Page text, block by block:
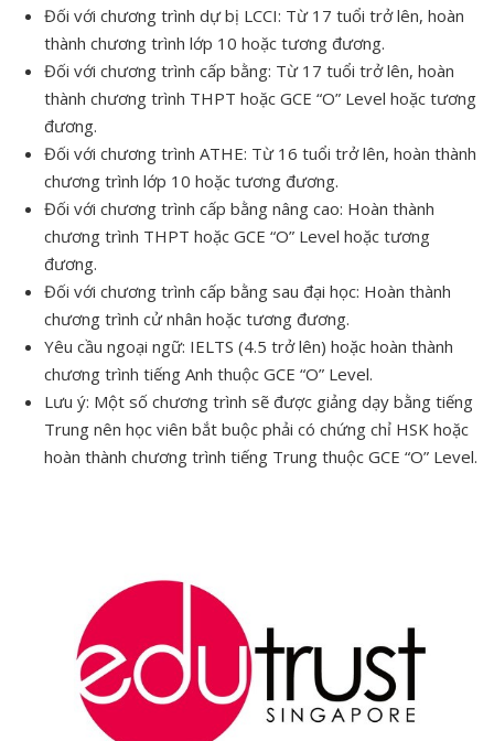
Đối với chương trình dự bị LCCI: Từ 17 tuổi trở lên, hoàn
thành chương trình lớp 10 hoặc tương đương.
Đối với chương trình cấp bằng: Từ 17 tuổi trở lên, hoàn
thành chương trình THPT hoặc GCE “O” Level hoặc tương
đương.
Đối với chương trình ATHE: Từ 16 tuổi trở lên, hoàn thành
chương trình lớp 10 hoặc tương đương.
Đối với chương trình cấp bằng nâng cao: Hoàn thành
chương trình THPT hoặc GCE “O” Level hoặc tương
đương.
Đối với chương trình cấp bằng sau đại học: Hoàn thành
chương trình cử nhân hoặc tương đương.
Yêu cầu ngoại ngữ: IELTS (4.5 trở lên) hoặc hoàn thành
chương trình tiếng Anh thuộc GCE “O” Level.
Lưu ý: Một số chương trình sẽ được giảng dạy bằng tiếng
Trung nên học viên bắt buộc phải có chứng chỉ HSK hoặc
hoàn thành chương trình tiếng Trung thuộc GCE “O” Level.